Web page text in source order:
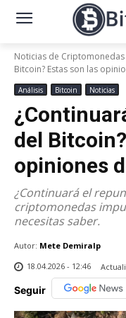
Noticias de Criptomonedas
Bitcoin? Estas son las
Análisis Bitcoin Noticias
del
opiniones
¿Continuará el
criptomonedas
necesitas saber.
Autor: Mete Demiralp
18.04.2026 - 12:46
Seguir